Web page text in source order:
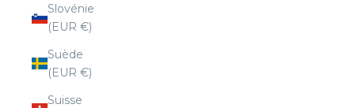
Slovénie
(EUR €)
Suède
(EUR €)
Suisse